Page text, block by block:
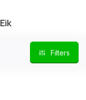
Filters